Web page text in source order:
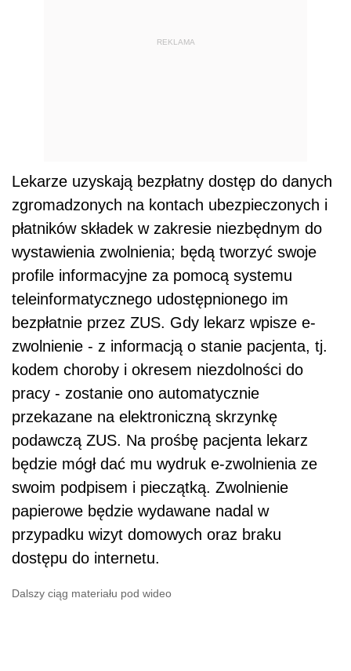
REKLAMA
Lekarze uzyskają bezpłatny dostęp do danych
zgromadzonych na kontach ubezpieczonych i
płatników składek w zakresie niezbędnym do
wystawienia zwolnienia; będą tworzyć swoje
profile informacyjne za pomocą systemu
teleinformatycznego udostępnionego im
bezpłatnie przez ZUS. Gdy lekarz wpisze e-
zwolnienie - z informacją o stanie pacjenta, tj.
kodem choroby i okresem niezdolności do
pracy - zostanie ono automatycznie
przekazane na elektroniczną skrzynkę
podawczą ZUS. Na prośbę pacjenta lekarz
będzie mógł dać mu wydruk e-zwolnienia ze
swoim podpisem i pieczątką. Zwolnienie
papierowe będzie wydawane nadal w
przypadku wizyt domowych oraz braku
dostępu do internetu.
Dalszy ciąg materiału pod wideo